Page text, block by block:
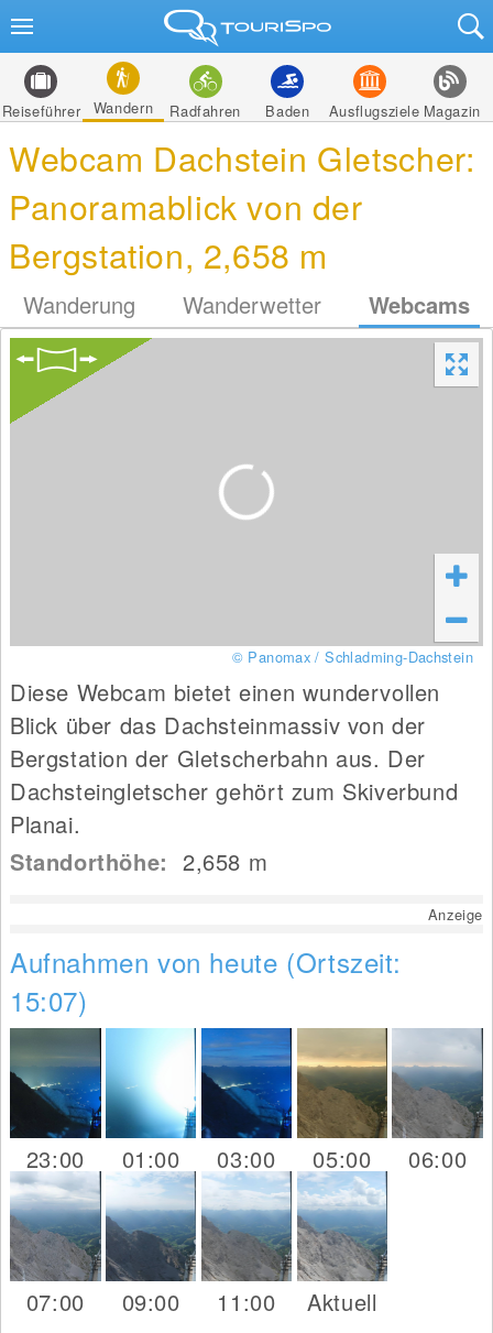
Reiseführer Wandern Radfahren Baden Ausflugsziele Magazin
Webcam Dachstein Gletscher:
Panoramablick von der
Bergstation, 2,658 m
Wanderung Wanderwetter Webcams
© Panomax / Schladming-Dachstein
Diese Webcam bietet einen wundervollen
Blick über das Dachsteinmassiv von der
Bergstation der Gletscherbahn aus. Der
Dachsteingletscher gehört zum Skiverbund
Planai.
Standorthöhe:2,658 m
Anzeige
Aufnahmen von heute (Ortszeit:
15:07)
23:00 01:00 03:00 05:00 06:00
07:00 09:00 11:00 Aktuell